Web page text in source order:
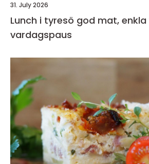
31. July 2026
Lunch i tyresö god mat, enkla val och skön
vardagspaus